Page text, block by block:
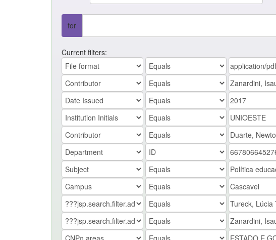
for
Current filters: